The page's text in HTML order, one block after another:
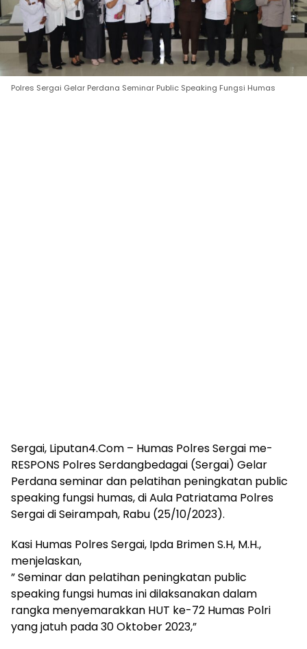
Polres Sergai Gelar Perdana Seminar Public Speaking Fungsi Humas
Sergai, Liputan4.Com – Humas Polres Sergai me-
RESPONS Polres Serdangbedagai (Sergai) Gelar
Perdana seminar dan pelatihan peningkatan public
speaking fungsi humas, di Aula Patriatama Polres
Sergai di Seirampah, Rabu (25/10/2023).
Kasi Humas Polres Sergai, Ipda Brimen S.H, M.H.,
menjelaskan,
” Seminar dan pelatihan peningkatan public
speaking fungsi humas ini dilaksanakan dalam
rangka menyemarakkan HUT ke-72 Humas Polri
yang jatuh pada 30 Oktober 2023,”